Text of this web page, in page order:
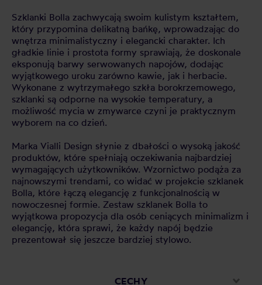
Szklanki Bolla zachwycają swoim kulistym kształtem,
który przypomina delikatną bańkę, wprowadzając do
wnętrza minimalistyczny i elegancki charakter. Ich
gładkie linie i prostota formy sprawiają, że doskonale
eksponują barwy serwowanych napojów, dodając
wyjątkowego uroku zarówno kawie, jak i herbacie.
Wykonane z wytrzymałego szkła borokrzemowego,
szklanki są odporne na wysokie temperatury, a
możliwość mycia w zmywarce czyni je praktycznym
wyborem na co dzień.
Marka Vialli Design słynie z dbałości o wysoką jakość
produktów, które spełniają oczekiwania najbardziej
wymagających użytkowników. Wzornictwo podąża za
najnowszymi trendami, co widać w projekcie szklanek
Bolla, które łączą elegancję z funkcjonalnością w
nowoczesnej formie. Zestaw szklanek Bolla to
wyjątkowa propozycja dla osób ceniących minimalizm i
elegancję, która sprawi, że każdy napój będzie
prezentował się jeszcze bardziej stylowo.
CECHY